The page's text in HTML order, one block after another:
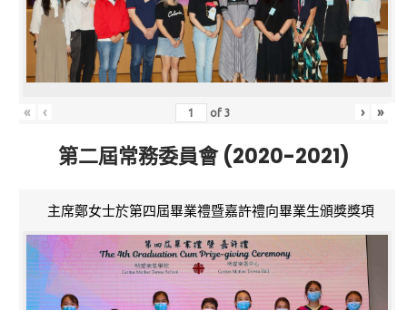
« ‹ of3 › »
第二屆常務委員會 (2020-2021)
主席鄭女士於第四屆畢業禮暨嘉許禮向畢業生頒獎獎項